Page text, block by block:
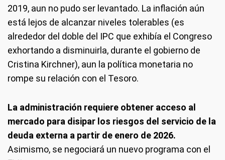
2019, aun no pudo ser levantado. La inflación aún
está lejos de alcanzar niveles tolerables (es
alrededor del doble del IPC que exhibía el Congreso
exhortando a disminuirla, durante el gobierno de
Cristina Kirchner), aun la política monetaria no
rompe su relación con el Tesoro.
La administración requiere obtener acceso al
mercado para disipar los riesgos del servicio de la
deuda externa a partir de enero de 2026.
Asimismo, se negociará un nuevo programa con el